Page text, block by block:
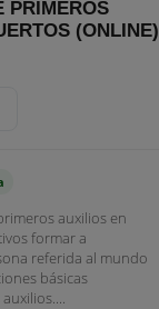
PRIMEROS
(ONLINE)
auxilios en
formar a
referida al mundo
básicas